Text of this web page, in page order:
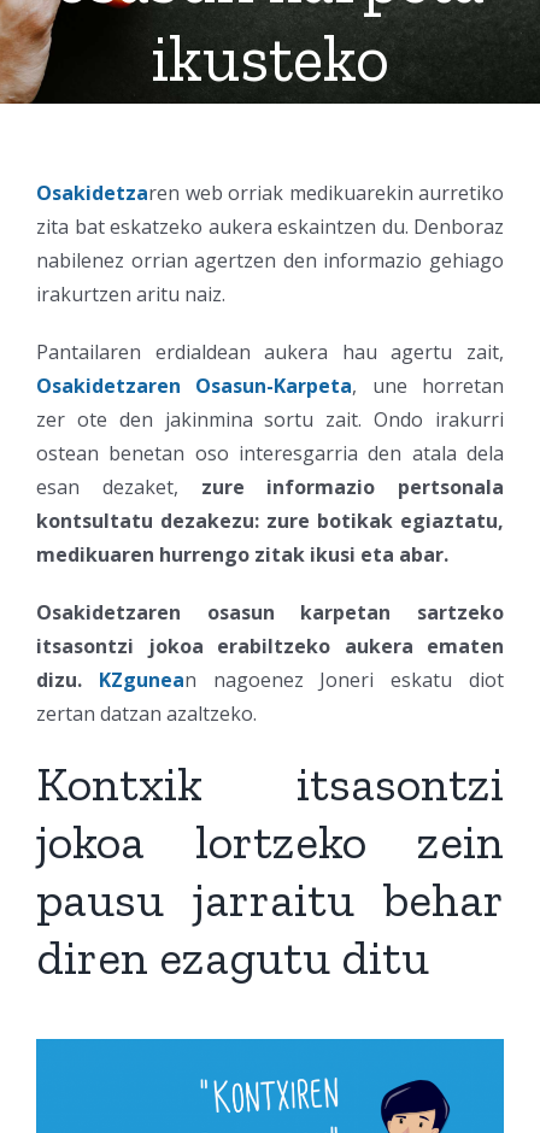
ikusteko
Osakidetzaren web orriak medikuarekin aurretiko
zita bat eskatzeko aukera eskaintzen du. Denboraz
nabilenez orrian agertzen den informazio gehiago
irakurtzen aritu naiz.
Pantailaren erdialdean aukera hau agertu zait,
Osakidetzaren Osasun-Karpeta, une horretan
zer ote den jakinmina sortu zait. Ondo irakurri
ostean benetan oso interesgarria den atala dela
esan dezaket, zure informazio pertsonala
kontsultatu dezakezu: zure botikak egiaztatu,
medikuaren hurrengo zitak ikusi eta abar.
Osakidetzaren osasun karpetan sartzeko
itsasontzi jokoa erabiltzeko aukera ematen
dizu. KZgunean nagoenez Joneri eskatu diot
zertan datzan azaltzeko.
Kontxik itsasontzi
jokoa lortzeko zein
pausu jarraitu behar
diren ezagutu ditu